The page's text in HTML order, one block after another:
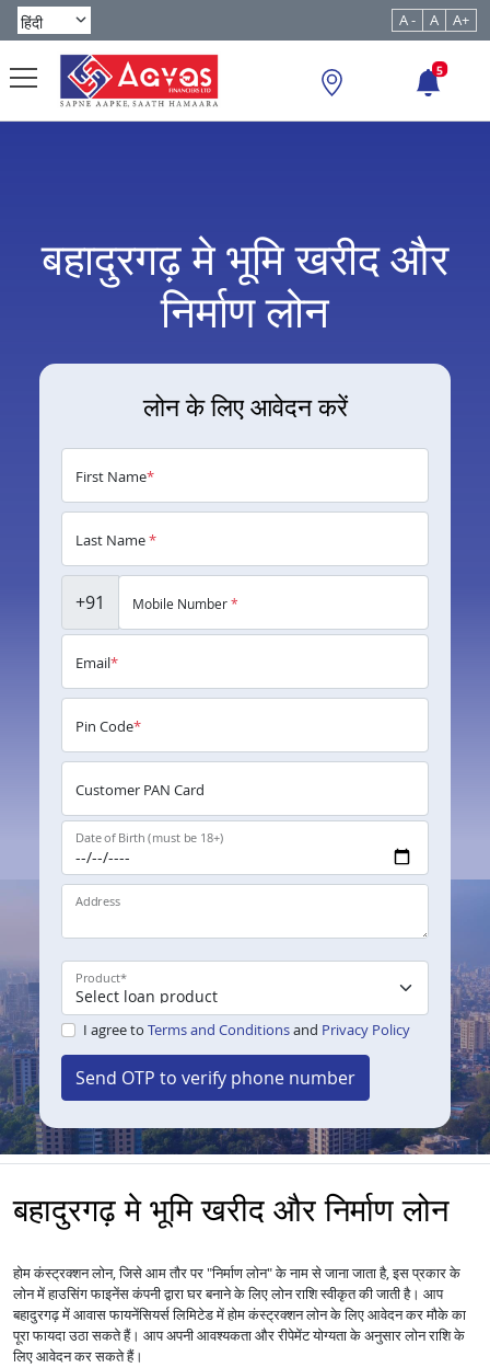
A - A A+
5
बहादुरगढ़ मे भूमि खरीद और
निर्माण लोन
लोन के लिए आवेदन करें
First Name*
Last Name*
+91 Mobile Number*
Email*
Pin Code*
Customer PAN Card
Date of Birth (must be 18+)
Address
Product*
I agree to Terms and Conditionsand Privacy Policy
Send OTP to verify phone number
बहादुरगढ़ मे भूमि खरीद और निर्माण लोन
होम कंस्ट्रक्शन लोन, जिसे आम तौर पर "निर्माण लोन" के नाम से जाना जाता है, इस प्रकार के
लोन में हाउसिंग फाइनेंस कंपनी द्वारा घर बनाने के लिए लोन राशि स्वीकृत की जाती है। आप
बहादुरगढ़ में आवास फायनेंसियर्स लिमिटेड में होम कंस्ट्रक्शन लोन के लिए आवेदन कर मौके का
पूरा फायदा उठा सकते हैं। आप अपनी आवश्यकता और रीपेमेंट योग्यता के अनुसार लोन राशि के
लिए आवेदन कर सकते हैं।